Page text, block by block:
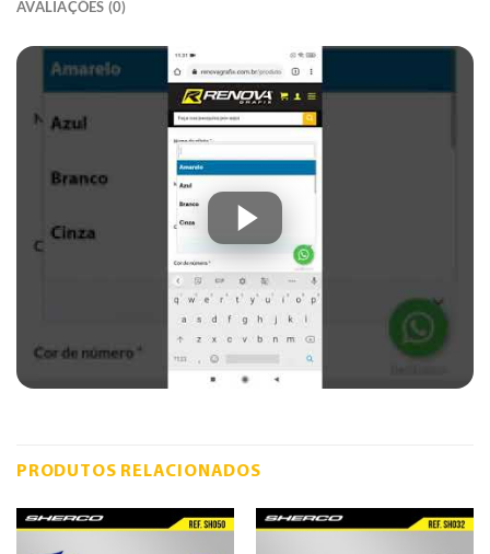
AVALIAÇÕES (0)
PRODUTOS RELACIONADOS